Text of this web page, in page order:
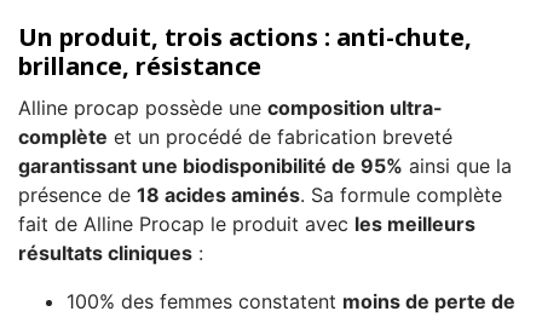
Un produit, trois actions : anti-chute,
brillance, résistance
Alline procap possède une composition ultra-
complète et un procédé de fabrication breveté
garantissant une biodisponibilité de 95% ainsi que la
présence de 18 acides aminés. Sa formule complète
fait de Alline Procap le produit avec les meilleurs
résultats cliniques :
100% des femmes constatent moins de perte de